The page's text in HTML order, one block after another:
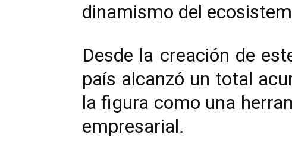
dinamismo del
Desde la creación de
país alcanzó un total
la figura como una
empresarial.